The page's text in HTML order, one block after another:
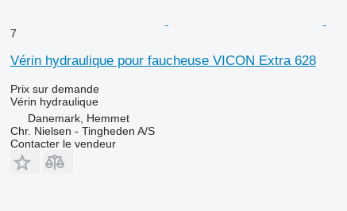
7
Vérin hydraulique pour faucheuse VICON Extra 628
Prix sur demande
Vérin hydraulique
Danemark, Hemmet
Chr. Nielsen - Tingheden A/S
Contacter le vendeur